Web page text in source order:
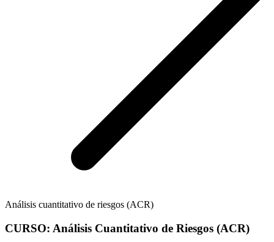
Análisis cuantitativo de riesgos (ACR)
CURSO: Análisis Cuantitativo de Riesgos (ACR)